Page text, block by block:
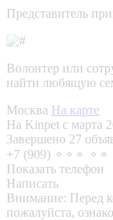
Представитель
Волонтер или
найти любящую
Москва На карте
На Kinpet c марта
Завершено 27
+7 (909) ⚬⚬⚬ ⚬⚬
Показать телефон
Написать
Внимание: Перед
пожалуйста,